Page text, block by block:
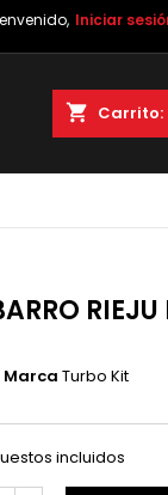
Iniciar
shopping_cart Carrito:
Marca Turbo Kit
incluidos